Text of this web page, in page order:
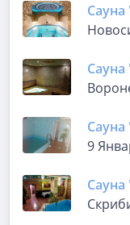
Сауна
9
Сауна